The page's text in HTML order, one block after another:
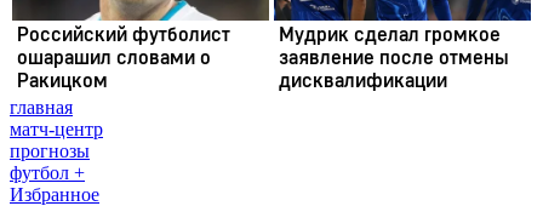
главная
матч-центр
прогнозы
футбол +
Избранное